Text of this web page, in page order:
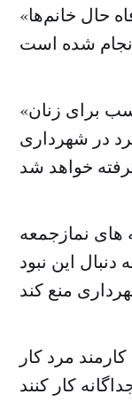
حال خانم‌ها»
برای زنان»
در شهرداری
های نمازجمعه
دنبال این نبود
مرد کار